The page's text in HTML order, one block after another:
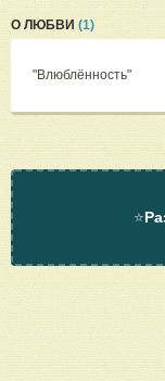
О ЛЮБВИ (1)
"Влюблённость"
⭐